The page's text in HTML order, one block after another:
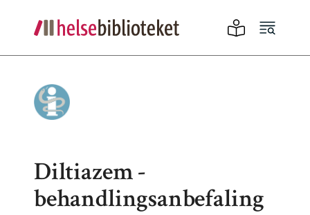
Diltiazem -
behandlingsanbefaling